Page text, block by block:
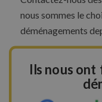
nous sommes le
déménagements
Ils nous